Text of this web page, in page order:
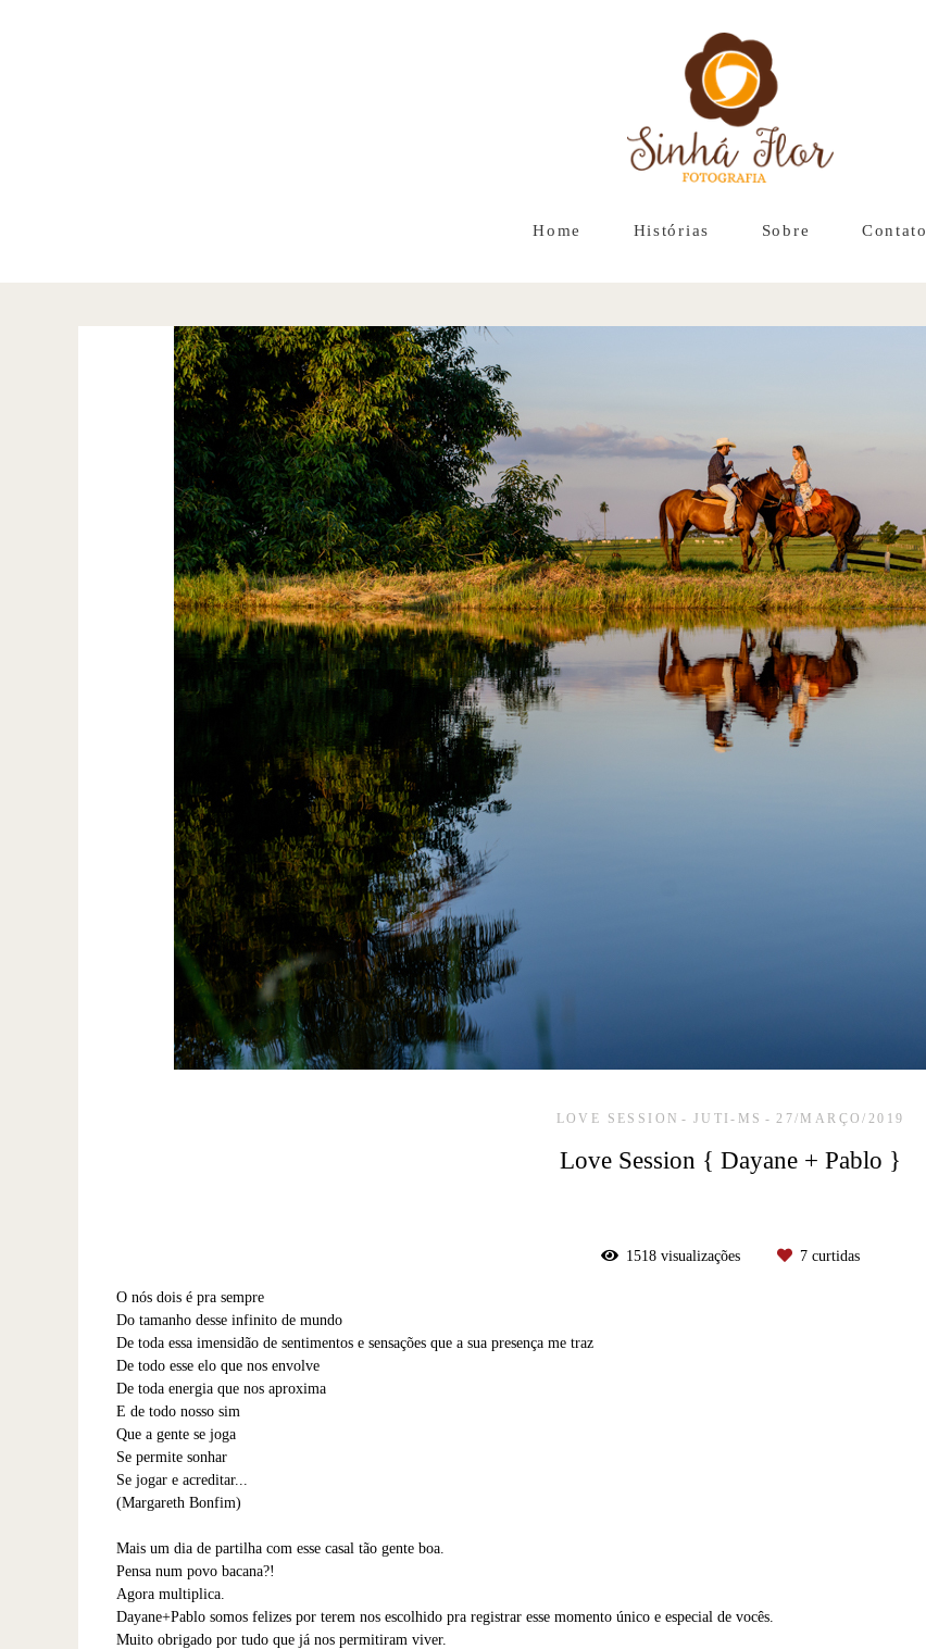
Home Histórias Sobre Contato
LOVE SESSION JUTI-MS 27/MARÇO/2019
Love Session { Dayane + Pablo }
1518 visualizações 7 curtidas
O nós dois é pra sempre
Do tamanho desse infinito de mundo
De toda essa imensidão de sentimentos e sensações que a sua presença me traz
De todo esse elo que nos envolve
De toda energia que nos aproxima
E de todo nosso sim
Que a gente se joga
Se permite sonhar
Se jogar e acreditar...
(Margareth Bonfim)
Mais um dia de partilha com esse casal tão gente boa.
Pensa num povo bacana?!
Agora multiplica.
Dayane+Pablo somos felizes por terem nos escolhido pra registrar esse momento único e especial de vocês.
Muito obrigado por tudo que já nos permitiram viver.